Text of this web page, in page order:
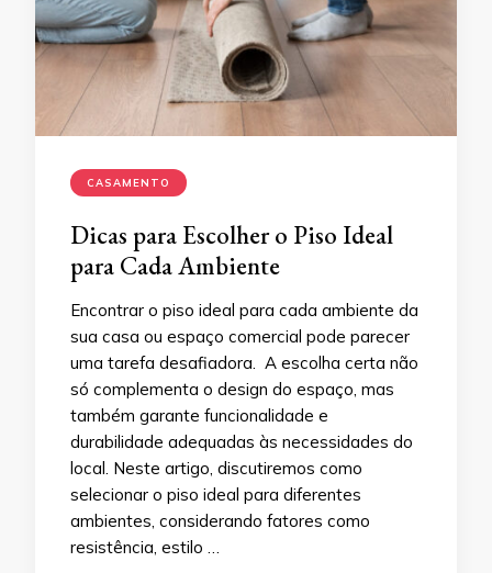
CASAMENTO
Dicas para Escolher o Piso Ideal
para Cada Ambiente
Encontrar o piso ideal para cada ambiente da
sua casa ou espaço comercial pode parecer
uma tarefa desafiadora. A escolha certa não
só complementa o design do espaço, mas
também garante funcionalidade e
durabilidade adequadas às necessidades do
local. Neste artigo, discutiremos como
selecionar o piso ideal para diferentes
ambientes, considerando fatores como
resistência, estilo …